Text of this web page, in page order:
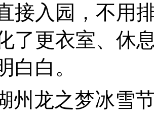
接入园，不用
了更衣室、休
白白。
州龙之梦冰雪